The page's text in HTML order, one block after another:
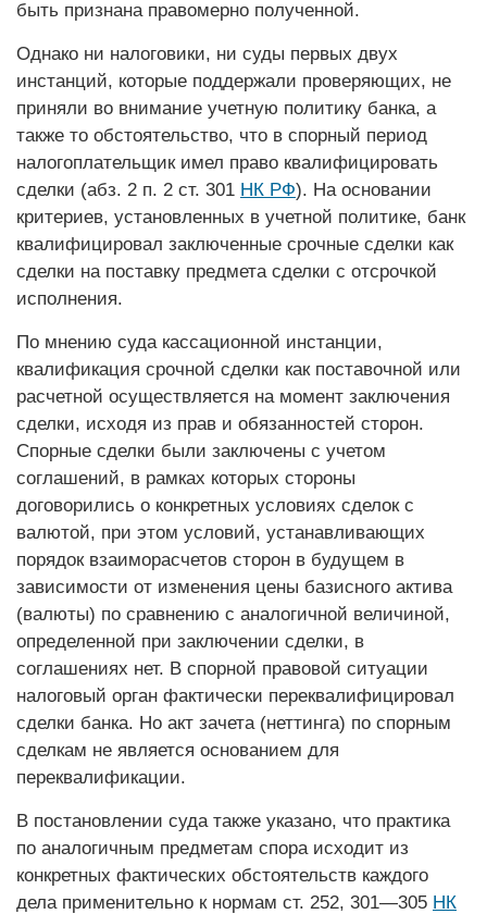
быть признана правомерно полученной.
Однако ни налоговики, ни суды первых двух
инстанций, которые поддержали проверяющих, не
приняли во внимание учетную политику банка, а
также то обстоятельство, что в спорный период
налогоплательщик имел право квалифицировать
сделки (абз. 2 п. 2 ст. 301 НК РФ). На основании
критериев, установленных в учетной политике, банк
квалифицировал заключенные срочные сделки как
сделки на поставку предмета сделки с отсрочкой
исполнения.
По мнению суда кассационной инстанции,
квалификация срочной сделки как поставочной или
расчетной осуществляется на момент заключения
сделки, исходя из прав и обязанностей сторон.
Спорные сделки были заключены с учетом
соглашений, в рамках которых стороны
договорились о конкретных условиях сделок с
валютой, при этом условий, устанавливающих
порядок взаи­морасчетов сторон в будущем в
зависимости от изменения цены базисного актива
(валюты) по сравнению с аналогичной величиной,
определенной при заключении сделки, в
соглашениях нет. В спорной правовой ситуации
налоговый орган фактически переквалифицировал
сделки банка. Но акт зачета (неттинга) по спорным
сделкам не является основанием для
переквалификации.
В постановлении суда также указано, что практика
по аналогичным предметам спора исходит из
конкретных фактических обстоятельств каждого
дела применительно к нормам ст. 252, 301—305 НК